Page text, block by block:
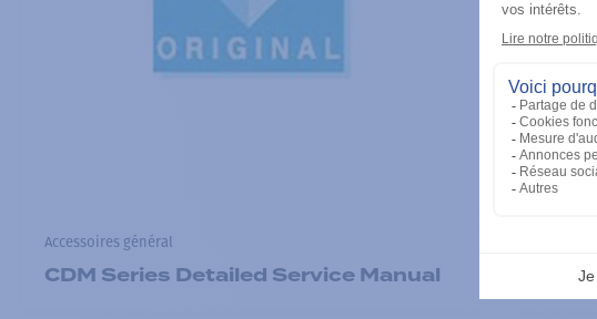
Accessoires général
CDM Series Detailed Service Manual